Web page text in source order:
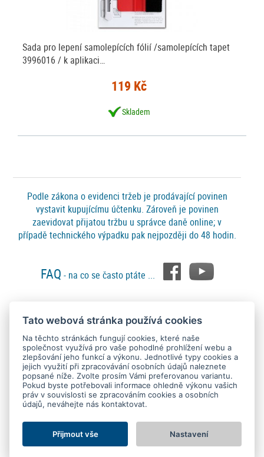
Sada pro lepení samolepících fólií /samolepících tapet
3996016 / k aplikaci…
119 Kč
Skladem
Podle zákona o evidenci tržeb je prodávající povinen
vystavit kupujícímu účtenku. Zároveň je povinen
zaevidovat přijatou tržbu u správce daně online; v
případě technického výpadku pak nejpozději do 48 hodin.
FAQ - na co se často ptáte ...
Platební metody
Copyright © 2015 - 2026SEO kvalitně
Kontakt
Ochrana osobních údajů O nás
Obchodní podmínky
Nastavení Cookies
Tato webová stránka používá cookies
Na těchto stránkách fungují cookies, které naše
společnost využívá pro vaše pohodlné prohlížení webu a
zlepšování jeho funkcí a výkonu. Jednotlivé typy cookies a
jejich využití při zpracovávání osobních údajů naleznete
popsané níže. Zvolte prosím Vámi preferovanou variantu.
Pokud byste potřebovali informace ohledně výkonu vašich
práv v souvislosti se zpracováním cookies a osobních
údajů, neváhejte nás kontaktovat.
Přijmout vše Nastavení